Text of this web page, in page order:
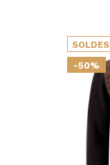
SOLDES
-50%